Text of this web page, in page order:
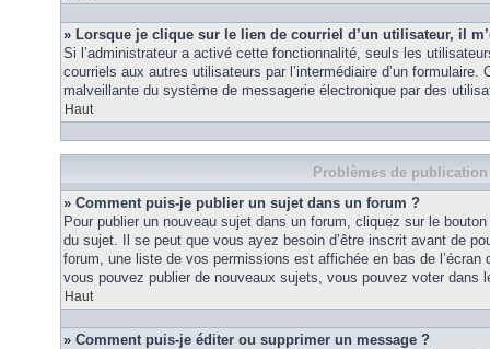
» Lorsque je clique sur le lien de courriel d’un utilisateur, il
Si l’administrateur a activé cette fonctionnalité, seuls les
courriels aux autres utilisateurs par l’intermédiaire d’un formulaire.
malveillante du système de messagerie électronique par des
Haut
Problèmes de publication
» Comment puis-je publier un sujet dans un forum ?
Pour publier un nouveau sujet dans un forum, cliquez sur le
du sujet. Il se peut que vous ayez besoin d’être inscrit avant de
forum, une liste de vos permissions est affichée en bas de
vous pouvez publier de nouveaux sujets, vous pouvez voter dans
Haut
» Comment puis-je éditer ou supprimer un message ?